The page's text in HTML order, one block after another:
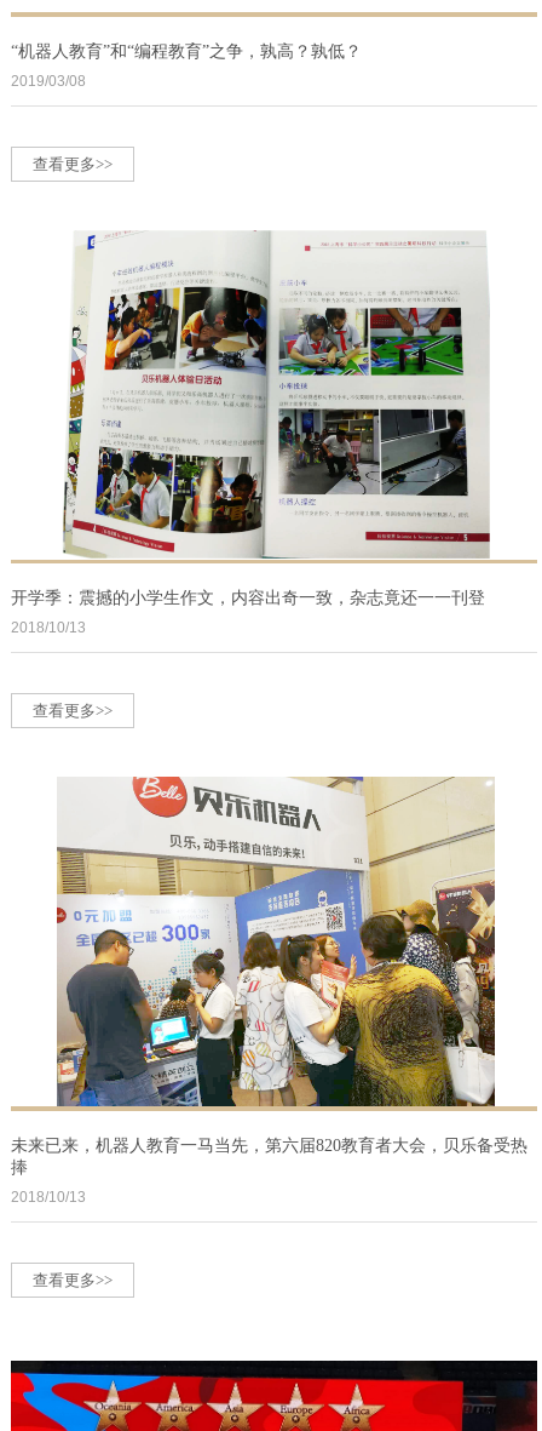
“机器人教育”和“编程教育”之争，孰高？孰低？
2019/03/08
查看更多>>
开学季：震撼的小学生作文，内容出奇一致，杂志竟还一一刊登
2018/10/13
查看更多>>
未来已来，机器人教育一马当先，第六届820教育者大会，贝乐备受热
捧
2018/10/13
查看更多>>